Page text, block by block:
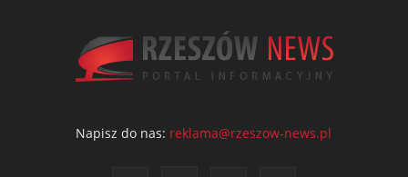
Napisz do nas: reklama@rzeszow-news.pl